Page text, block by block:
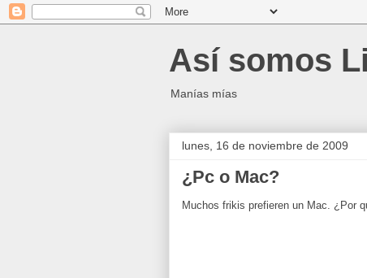
Así somos
Manías mías
lunes, 16 de noviembre de 2009
¿Pc o Mac?
Muchos frikis prefieren un Mac. ¿Por